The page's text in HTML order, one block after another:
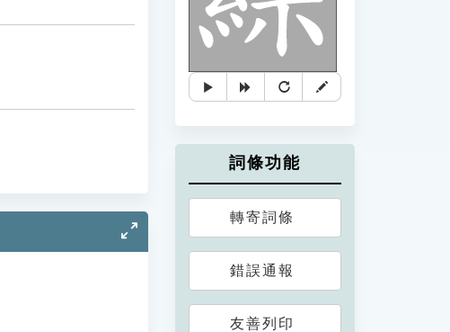
詞條功能
轉寄詞條
錯誤通報
友善列印